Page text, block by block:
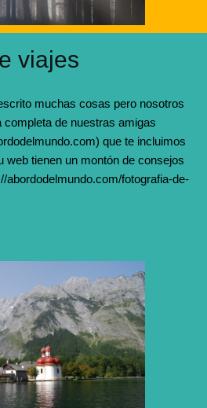
viajes
muchas cosas pero nosotros
de nuestras amigas
que te incluimos
web tienen un montón de consejos
abordodelmundo.com/fotografia-de-